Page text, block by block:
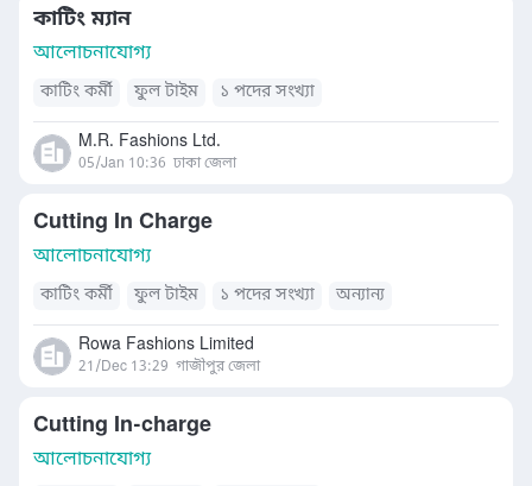
কাটিং ম্যান
আলোচনাযোগ্য
কাটিং কর্মী ফুল টাইম ১ পদের সংখ্যা
M.R. Fashions Ltd.
05/Jan 10:36 ঢাকা জেলা
Cutting In Charge
আলোচনাযোগ্য
কাটিং কর্মী ফুল টাইম ১ পদের সংখ্যা অন্যান্য
Rowa Fashions Limited
21/Dec 13:29 গাজীপুর জেলা
Cutting In-charge
আলোচনাযোগ্য